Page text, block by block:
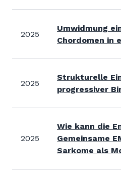
2025
Umwidmung
Chordomen in
2025
Strukturelle
progressiver
2025
Wie kann die
Gemeinsame
Sarkome als